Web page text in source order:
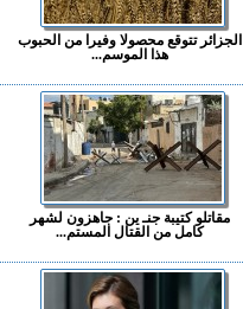
الجزائر تتوقع محصولا وفيرا من الحبوب
هذا الموسم...
مقاتلو كتيبة جنـ ين : جاهزون لشهر
كامل من القتال المستم...